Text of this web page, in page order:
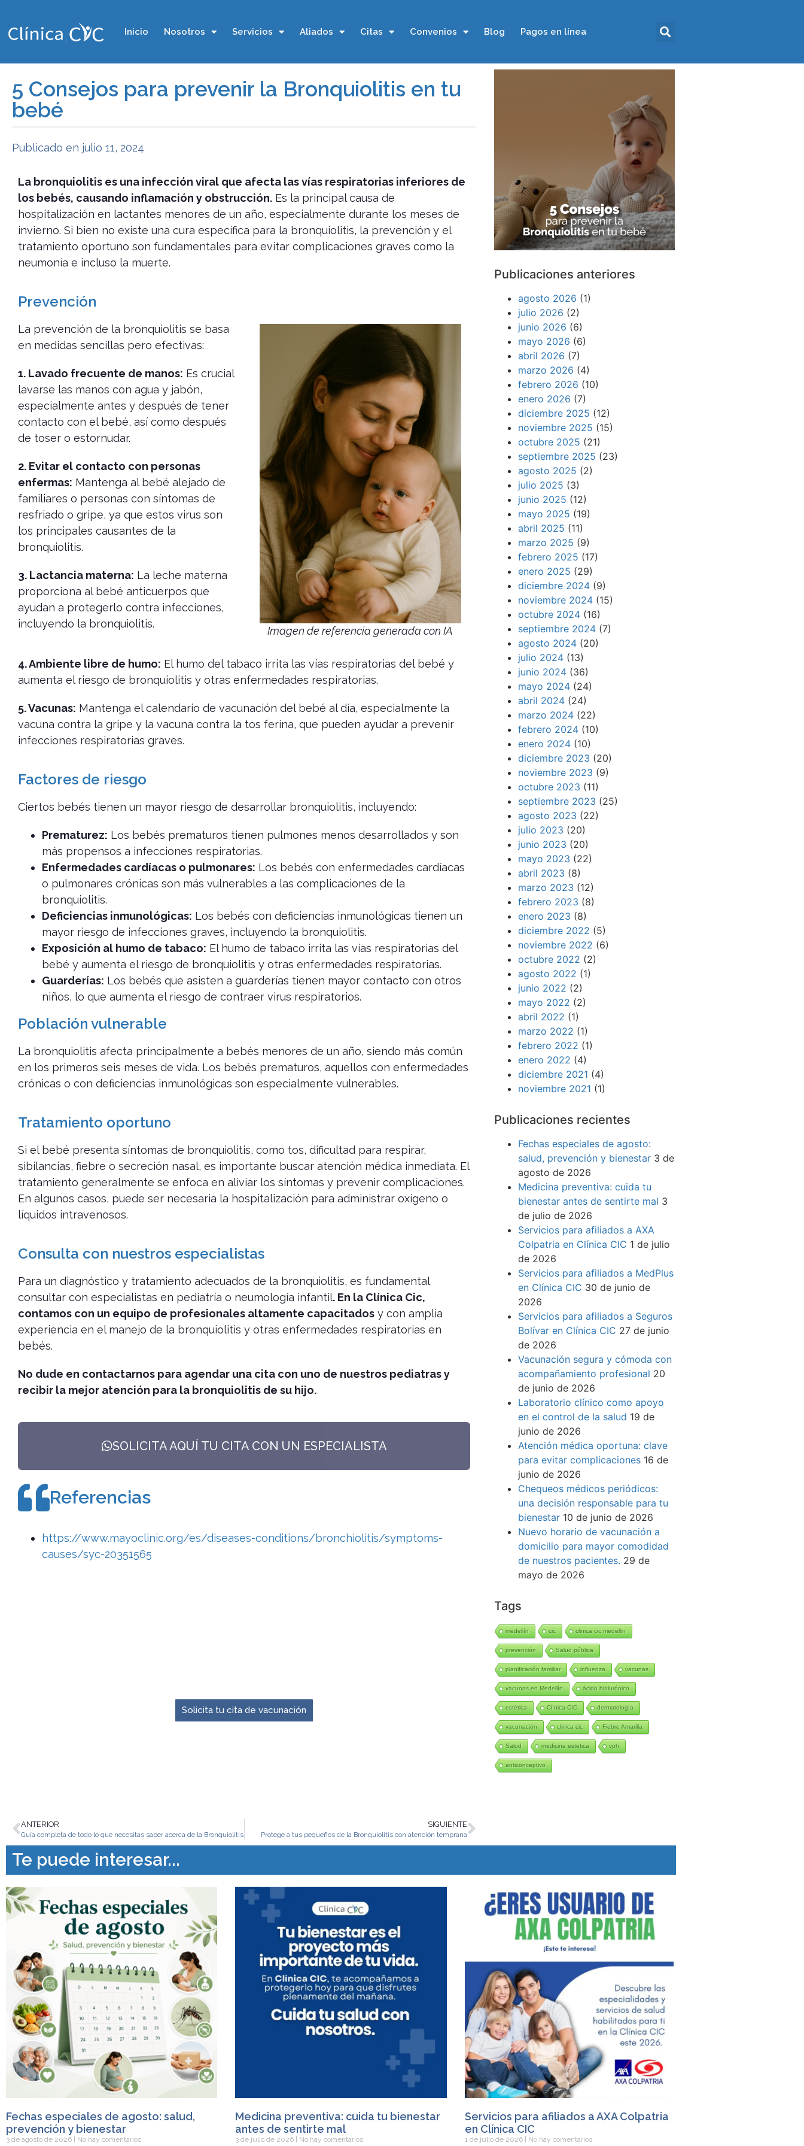
Inicio Nosotros Servicios Aliados Citas Convenios Blog Pagos en línea
5 Consejos para prevenir la Bronquiolitis en tu
bebé
Publicado en julio 11, 2024
La bronquiolitis es una infección viral que afecta las vías respiratorias inferiores de
los bebés, causando inflamación y obstrucción. Es la principal causa de
hospitalización en lactantes menores de un año, especialmente durante los meses de
invierno. Si bien no existe una cura específica para la bronquiolitis, la prevención y el
tratamiento oportuno son fundamentales para evitar complicaciones graves como la
neumonía e incluso la muerte.
Prevención
La prevención de la bronquiolitis se basa
en medidas sencillas pero efectivas:
1. Lavado frecuente de manos: Es crucial
lavarse las manos con agua y jabón,
especialmente antes y después de tener
contacto con el bebé, así como después
de toser o estornudar.
2. Evitar el contacto con personas
enfermas: Mantenga al bebé alejado de
familiares o personas con síntomas de
resfriado o gripe, ya que estos virus son
los principales causantes de la
bronquiolitis.
3. Lactancia materna: La leche materna
proporciona al bebé anticuerpos que
ayudan a protegerlo contra infecciones,
incluyendo la bronquiolitis.
Imagen de referencia generada con IA
4. Ambiente libre de humo: El humo del tabaco irrita las vías respiratorias del bebé y
aumenta el riesgo de bronquiolitis y otras enfermedades respiratorias.
5. Vacunas: Mantenga el calendario de vacunación del bebé al día, especialmente la
vacuna contra la gripe y la vacuna contra la tos ferina, que pueden ayudar a prevenir
infecciones respiratorias graves.
Factores de riesgo
Ciertos bebés tienen un mayor riesgo de desarrollar bronquiolitis, incluyendo:
Prematurez: Los bebés prematuros tienen pulmones menos desarrollados y son
más propensos a infecciones respiratorias.
Enfermedades cardíacas o pulmonares: Los bebés con enfermedades cardíacas
o pulmonares crónicas son más vulnerables a las complicaciones de la
bronquiolitis.
Deficiencias inmunológicas: Los bebés con deficiencias inmunológicas tienen un
mayor riesgo de infecciones graves, incluyendo la bronquiolitis.
Exposición al humo de tabaco: El humo de tabaco irrita las vías respiratorias del
bebé y aumenta el riesgo de bronquiolitis y otras enfermedades respiratorias.
Guarderías: Los bebés que asisten a guarderías tienen mayor contacto con otros
niños, lo que aumenta el riesgo de contraer virus respiratorios.
Población vulnerable
La bronquiolitis afecta principalmente a bebés menores de un año, siendo más común
en los primeros seis meses de vida. Los bebés prematuros, aquellos con enfermedades
crónicas o con deficiencias inmunológicas son especialmente vulnerables.
Tratamiento oportuno
Si el bebé presenta síntomas de bronquiolitis, como tos, dificultad para respirar,
sibilancias, fiebre o secreción nasal, es importante buscar atención médica inmediata. El
tratamiento generalmente se enfoca en aliviar los síntomas y prevenir complicaciones.
En algunos casos, puede ser necesaria la hospitalización para administrar oxígeno o
líquidos intravenosos.
Consulta con nuestros especialistas
Para un diagnóstico y tratamiento adecuados de la bronquiolitis, es fundamental
consultar con especialistas en pediatría o neumología infantil. En la Clínica Cic,
contamos con un equipo de profesionales altamente capacitados y con amplia
experiencia en el manejo de la bronquiolitis y otras enfermedades respiratorias en
bebés.
No dude en contactarnos para agendar una cita con uno de nuestros pediatras y
recibir la mejor atención para la bronquiolitis de su hijo.
SOLICITA AQUÍ TU CITA CON UN ESPECIALISTA
Referencias
https://www.mayoclinic.org/es/diseases-conditions/bronchiolitis/symptoms-
causes/syc-20351565
Solicita tu cita de vacunación
ANTERIOR
Guía completa de todo lo que necesitas saber acerca de la Bronquiolitis
SIGUIENTE
Protege a tus pequeños de la Bronquiolitis con atención temprana
Publicaciones anteriores
agosto 2026 (1)
julio 2026 (2)
junio 2026 (6)
mayo 2026 (6)
abril 2026 (7)
marzo 2026 (4)
febrero 2026 (10)
enero 2026 (7)
diciembre 2025 (12)
noviembre 2025 (15)
octubre 2025 (21)
septiembre 2025 (23)
agosto 2025 (2)
julio 2025 (3)
junio 2025 (12)
mayo 2025 (19)
abril 2025 (11)
marzo 2025 (9)
febrero 2025 (17)
enero 2025 (29)
diciembre 2024 (9)
noviembre 2024 (15)
octubre 2024 (16)
septiembre 2024 (7)
agosto 2024 (20)
julio 2024 (13)
junio 2024 (36)
mayo 2024 (24)
abril 2024 (24)
marzo 2024 (22)
febrero 2024 (10)
enero 2024 (10)
diciembre 2023 (20)
noviembre 2023 (9)
octubre 2023 (11)
septiembre 2023 (25)
agosto 2023 (22)
julio 2023 (20)
junio 2023 (20)
mayo 2023 (22)
abril 2023 (8)
marzo 2023 (12)
febrero 2023 (8)
enero 2023 (8)
diciembre 2022 (5)
noviembre 2022 (6)
octubre 2022 (2)
agosto 2022 (1)
junio 2022 (2)
mayo 2022 (2)
abril 2022 (1)
marzo 2022 (1)
febrero 2022 (1)
enero 2022 (4)
diciembre 2021 (4)
noviembre 2021 (1)
Publicaciones recientes
Fechas especiales de agosto:
salud, prevención y bienestar 3 de
agosto de 2026
Medicina preventiva: cuida tu
bienestar antes de sentirte mal 3
de julio de 2026
Servicios para afiliados a AXA
Colpatria en Clínica CIC 1 de julio
de 2026
Servicios para afiliados a MedPlus
en Clínica CIC 30 de junio de
2026
Servicios para afiliados a Seguros
Bolívar en Clínica CIC 27 de junio
de 2026
Vacunación segura y cómoda con
acompañamiento profesional 20
de junio de 2026
Laboratorio clínico como apoyo
en el control de la salud 19 de
junio de 2026
Atención médica oportuna: clave
para evitar complicaciones 16 de
junio de 2026
Chequeos médicos periódicos:
una decisión responsable para tu
bienestar 10 de junio de 2026
Nuevo horario de vacunación a
domicilio para mayor comodidad
de nuestros pacientes. 29 de
mayo de 2026
Tags
medellín cic clinica cic medellin
prevención Salud pública
planificación familiar influenza vacunas
vacunas en Medellín ácido hialurónico
estética Clínica CIC dermatología
vacunación clinica cic Fiebre Amarilla
Salud medicina estetica vph
anticonceptivo
Te puede interesar...
Fechas especiales de agosto: salud,
prevención y bienestar
3 de agosto de 2026 No hay comentarios
Medicina preventiva: cuida tu bienestar
antes de sentirte mal
3 de julio de 2026 No hay comentarios
Servicios para afiliados a AXA Colpatria
en Clínica CIC
1 de julio de 2026 No hay comentarios